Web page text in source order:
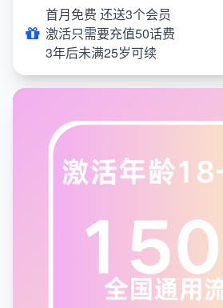
首月免费 还送3个会员
激活只需要充值50话费
3年后未满25岁可续